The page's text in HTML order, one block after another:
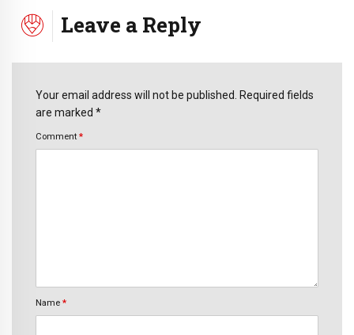
Leave a Reply
Your email address will not be published. Required fields
are marked *
Comment *
Name *